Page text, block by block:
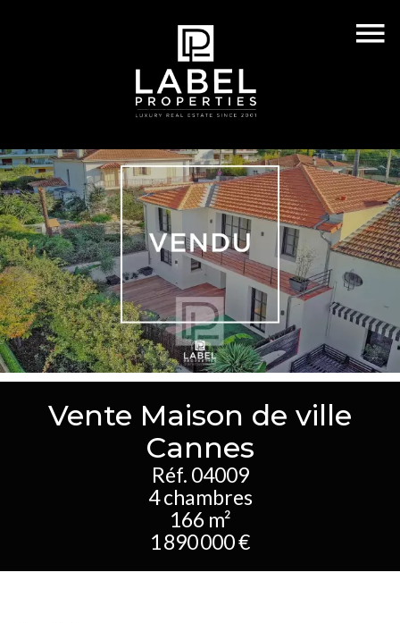
Vente Maison de ville
Cannes
Réf. 04009
4 chambres
166 m²
1 890 000 €